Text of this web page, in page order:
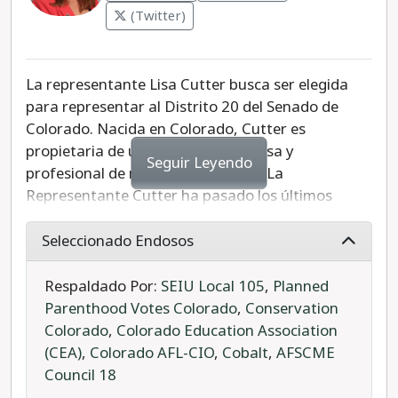
Recientemente sugirió que las máquinas de
ayudar a restaurar la fe en nuestro sistema
electoral. Baisley sería un obstáculo para el
progreso si es elegido para el senado estatal.
(Twitter)
La representante Lisa Cutter busca ser elegida
para representar al Distrito 20 del Senado de
Colorado. Nacida en Colorado, Cutter es
propietaria de una pequeña empresa y
profesional de relaciones públicas. La
Representante Cutter ha pasado los últimos
cuatro años como representante estatal en la
Cámara de Representantes del Estado de
Colorado. Ella ha apoyado con éxito los esfuerzos
de recuperación y alivio de la pandemia,
defendiendo a las familias trabajadoras,
ahorrando dinero a los habitantes de Colorado y
protegiendo el medio ambiente.
Seguir Leyendo
Seleccionado Endosos
Respaldado Por: SEIU Local 105, Planned
Parenthood Votes Colorado, Conservation
Colorado, Colorado Education Association
(CEA), Colorado AFL-CIO, Cobalt, AFSCME
Council 18